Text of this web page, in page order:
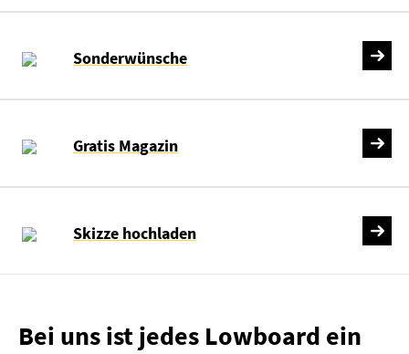
Sonderwünsche
Gratis Magazin
Skizze hochladen
Bei uns ist jedes Lowboard ein